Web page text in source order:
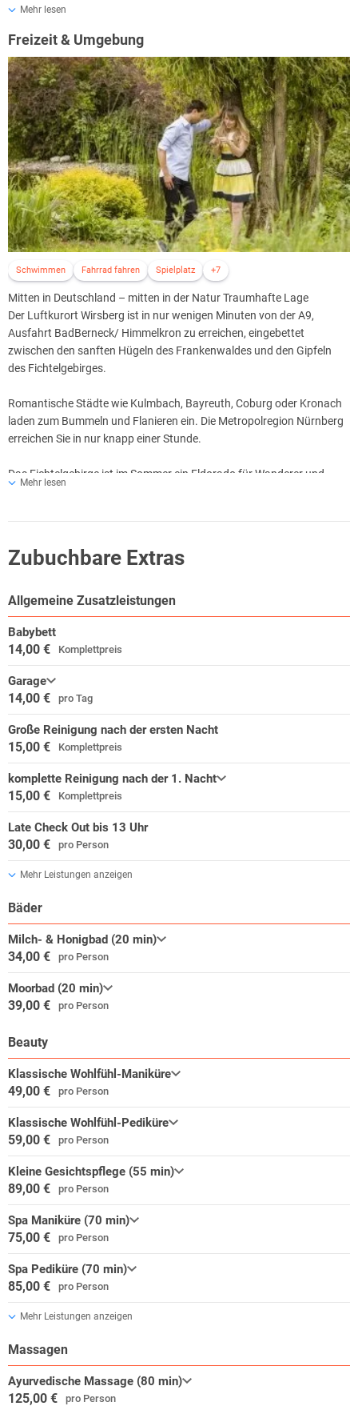
Für Nichtraucher hält das Hotel neben der rauchfreien Zone im
sind mit Balkon, Safe und Minibar ausgestattet. Rauchfrei sind z.B.
alle Junior-Suiten. Damit Nichtraucher-Zimmer reserviert werden
können, bitten das Hotel um einen frühzeitigen Hinweis.
Natürlich bieten Haus und Zimmer Ihnen einen Zugang ins Internet
an.
Wählen Sie:
Kostenfreies Surfen in der Internetcorner an der Rezeption
ISDN-Zugang in Ihrem Business-Zimmer
Zugang über HOT-SPOT Wireless-LAN
Mehr lesen
Freizeit & Umgebung
Schwimmen Fahrrad fahren Spielplatz +7
Mitten in Deutschland – mitten in der Natur Traumhafte Lage
Der Luftkurort Wirsberg ist in nur wenigen Minuten von der A9,
Ausfahrt BadBerneck/ Himmelkron zu erreichen, eingebettet
zwischen den sanften Hügeln des Frankenwaldes und den Gipfeln
des Fichtelgebirges.
Romantische Städte wie Kulmbach, Bayreuth, Coburg oder Kronach
laden zum Bummeln und Flanieren ein. Die Metropolregion Nürnberg
erreichen Sie in nur knapp einer Stunde.
Das Fichtelgebirge ist im Sommer ein Eldorado für Wanderer und
Die Fränkische Schweiz wartet auf mit bizzarren Felsformationen,
Viele kleine Gasthäuser laden zum Einkehren ein und die Vielfalt der
Biersorten ist durch die Vielzahl kleiner Privatbrauereien legendär.
Mehr lesen
Zubuchbare Extras
Allgemeine Zusatzleistungen
Babybett
14,00 € Komplettpreis
Garage
14,00 € pro Tag
Große Reinigung nach der ersten Nacht
15,00 € Komplettpreis
komplette Reinigung nach der 1. Nacht
15,00 € Komplettpreis
Late Check Out bis 13 Uhr
30,00 € pro Person
Mehr Leistungen anzeigen
Bäder
Milch- & Honigbad (20 min)
34,00 € pro Person
Moorbad (20 min)
39,00 € pro Person
Beauty
Klassische Wohlfühl-Maniküre
49,00 € pro Person
Klassische Wohlfühl-Pediküre
59,00 € pro Person
Kleine Gesichtspflege (55 min)
89,00 € pro Person
Spa Maniküre (70 min)
75,00 € pro Person
Spa Pediküre (70 min)
85,00 € pro Person
Mehr Leistungen anzeigen
Massagen
Ayurvedische Massage (80 min)
125,00 € pro Person